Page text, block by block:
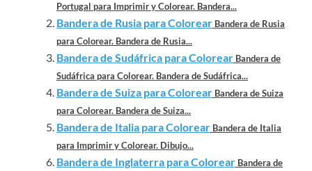
Portugal para Imprimir y Colorear. Bandera...
Bandera de Rusia para Colorear Bandera de Rusia
para Colorear. Bandera de Rusia...
Bandera de Sudáfrica para Colorear Bandera de
Sudáfrica para Colorear. Bandera de Sudáfrica...
Bandera de Suiza para Colorear Bandera de Suiza
para Colorear. Bandera de Suiza...
Bandera de Italia para Colorear Bandera de Italia
para Imprimir y Colorear. Dibujo...
Bandera de Inglaterra para Colorear Bandera de